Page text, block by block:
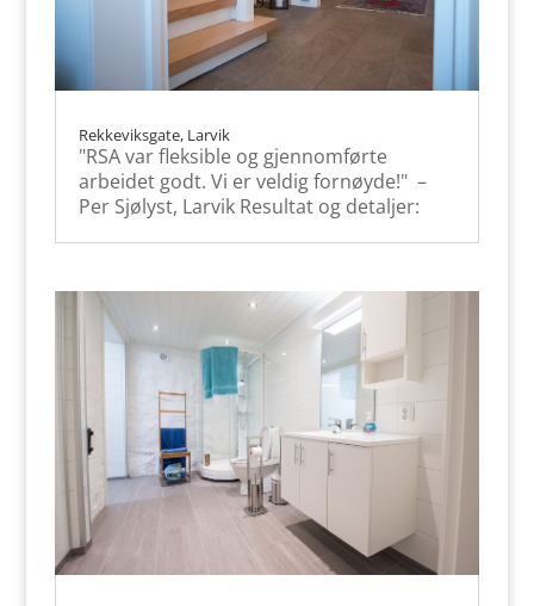
Rekkeviksgate, Larvik
"RSA var fleksible og gjennomførte
arbeidet godt. Vi er veldig fornøyde!" –
Per Sjølyst, Larvik Resultat og detaljer: